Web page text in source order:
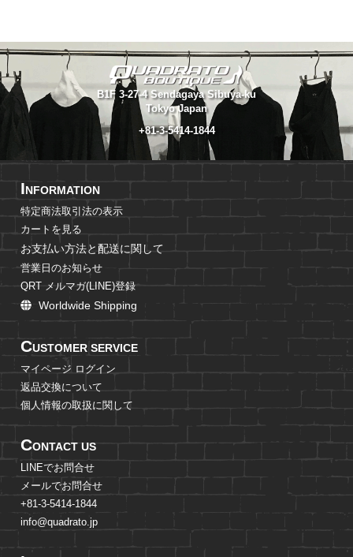
B1F 3-27-4 Sendagaya Sibuya-ku
Tokyo Japan
+81-3-5414-1844
INFORMATION
特定商法取引法の表示
カートを見る
お支払い方法と配送に関して
営業日のお知らせ
QRT メルマガ(LINE)登録
Worldwide Shipping
CUSTOMER SERVICE
マイページ ログイン
返品交換について
個人情報の取扱に関して
CONTACT US
LINEでお問合せ
メールでお問合せ
+81-3-5414-1844
info@quadrato.jp